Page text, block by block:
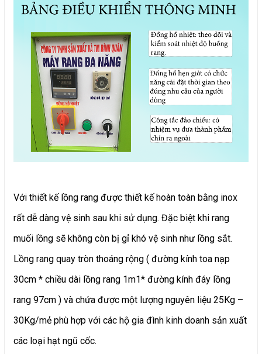
Với thiết kế lồng rang được thiết kế hoàn toàn bằng inox
rất dễ dàng vệ sinh sau khi sử dụng. Đặc biệt khi rang
muối lồng sẽ không còn bị gỉ khó vệ sinh như lồng sắt.
Lồng rang quay tròn thoáng rộng ( đường kính toa nạp
30cm * chiều dài lồng rang 1m1* đường kính đáy lồng
rang 97cm ) và chứa được một lượng nguyên liệu 25Kg –
30Kg/mẻ phù hợp với các hộ gia đình kinh doanh sản xuất
các loại hạt ngũ cốc.